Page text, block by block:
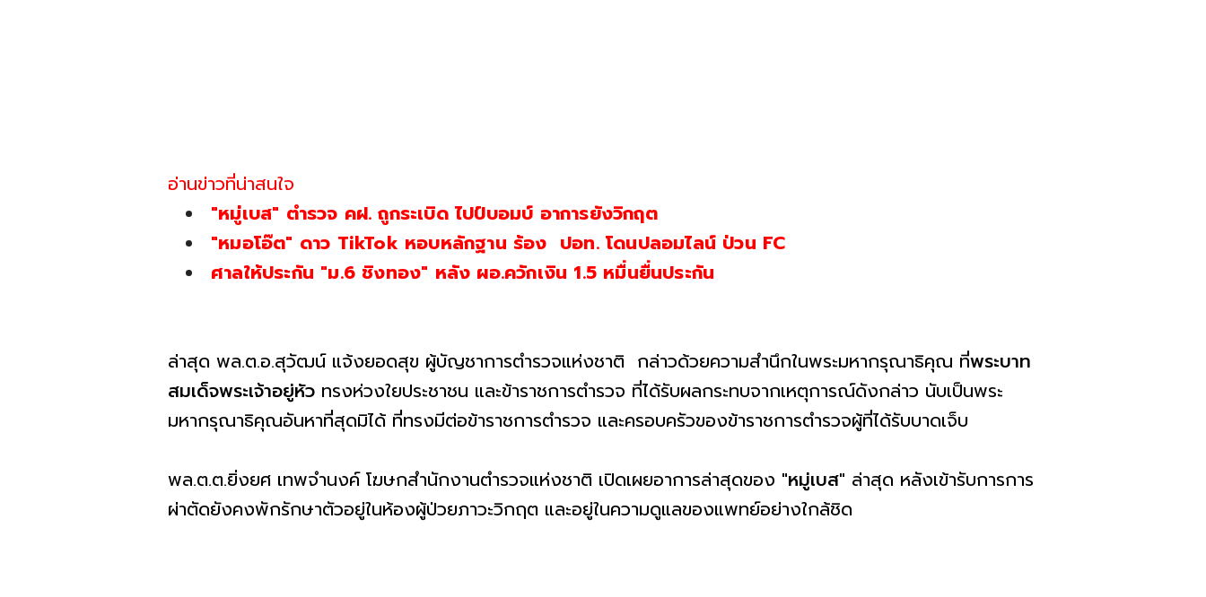
อ่านข่าวที่น่าสนใจ
"หมู่เบส" ตำรวจ คฝ. ถูกระเบิด ไปป์บอมบ์ อาการยังวิกฤต
"หมอโอ๊ต" ดาว TikTok หอบหลักฐาน ร้อง ปอท. โดนปลอมไลน์ ป่วน FC
ศาลให้ประกัน "ม.6 ชิงทอง" หลัง ผอ.ควักเงิน 1.5 หมื่นยื่นประกัน
ล่าสุด พล.ต.อ.สุวัฒน์ แจ้งยอดสุข ผู้บัญชาการตำรวจแห่งชาติ กล่าวด้วยความสำนึกในพระมหากรุณาธิคุณ ที่พระบาท
สมเด็จพระเจ้าอยู่หัว ทรงห่วงใยประชาชน และข้าราชการตำรวจ ที่ได้รับผลกระทบจากเหตุการณ์ดังกล่าว นับเป็นพระ
มหากรุณาธิคุณอันหาที่สุดมิได้ ที่ทรงมีต่อข้าราชการตำรวจ และครอบครัวของข้าราชการตำรวจผู้ที่ได้รับบาดเจ็บ
พล.ต.ต.ยิ่งยศ เทพจำนงค์ โฆษกสำนักงานตำรวจแห่งชาติ เปิดเผยอาการล่าสุดของ "หมู่เบส" ล่าสุด หลังเข้ารับการการ
ผ่าตัดยังคงพักรักษาตัวอยู่ในห้องผู้ป่วยภาวะวิกฤต และอยู่ในความดูแลของแพทย์อย่างใกล้ชิด